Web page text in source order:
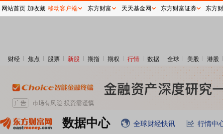
财经 焦点 股票 新股 期指 期权 行情 数据 全球 美股 港股
数据中心 全球财经快讯 行情中
网站首页 加收藏 移动客户端 东方财富 天天基金网 东方财富证券 东方